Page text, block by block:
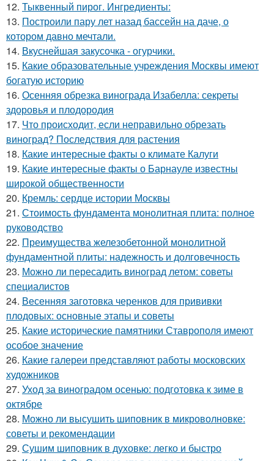
12. Тыквенный пирог. Ингредиенты:
13. Построили пару лет назад бассейн на даче, о
котором давно мечтали.
14. Вкуснейшая закусочка - огурчики.
15. Какие образовательные учреждения Москвы имеют
богатую историю
16. Осенняя обрезка винограда Изабелла: секреты
здоровья и плодородия
17. Что происходит, если неправильно обрезать
виноград? Последствия для растения
18. Какие интересные факты о климате Калуги
19. Какие интересные факты о Барнауле известны
широкой общественности
20. Кремль: сердце истории Москвы
21. Стоимость фундамента монолитная плита: полное
руководство
22. Преимущества железобетонной монолитной
фундаментной плиты: надежность и долговечность
23. Можно ли пересадить виноград летом: советы
специалистов
24. Весенняя заготовка черенков для прививки
плодовых: основные этапы и советы
25. Какие исторические памятники Ставрополя имеют
особое значение
26. Какие галереи представляют работы московских
художников
27. Уход за виноградом осенью: подготовка к зиме в
октябре
28. Можно ли высушить шиповник в микроволновке:
советы и рекомендации
29. Сушим шиповник в духовке: легко и быстро